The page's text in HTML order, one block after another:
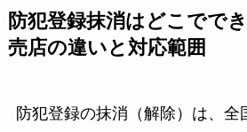
防犯登録抹消はどこでで
売店の違いと対応範囲
防犯登録の抹消（解除）は、全